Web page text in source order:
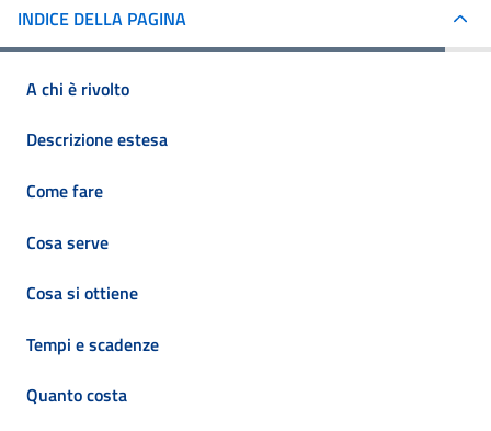
INDICE DELLA PAGINA
A chi è rivolto
Descrizione estesa
Come fare
Cosa serve
Cosa si ottiene
Tempi e scadenze
Quanto costa